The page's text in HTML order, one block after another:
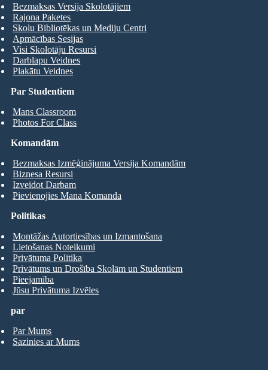
Par Studentiem
Mans Classroom
Photos For Class
Bezmaksas Versija Skolotājiem
Rajona Paketes
Skolu Bibliotēkas un Mediju Centri
Apmācības Sesijas
Visi Skolotāju Resursi
Darblapu Veidnes
Plakātu Veidnes
Komandām
Bezmaksas Izmēģinājuma Versija Komandām
Biznesa Resursi
Izveidot Darbam
Pievienojies Mana Komanda
par
Par Mums
Sazinies ar Mums
Politikas
Montāžas Autortiesības un Izmantošana
Lietošanas Noteikumi
Privātuma Politika
Privātums un Drošība Skolām un Studentiem
Pieejamība
Jūsu Privātuma Izvēles